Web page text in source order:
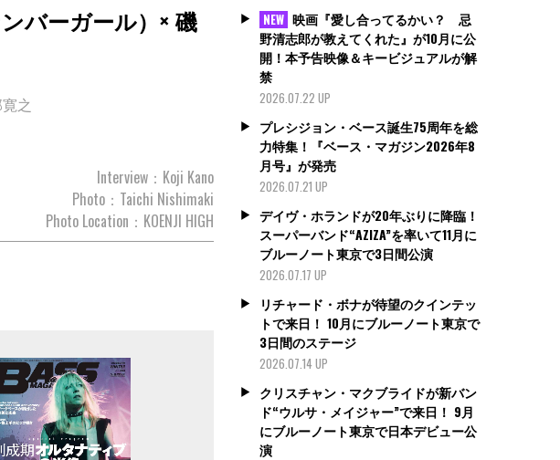
ンバーガール）× 磯
之
Interview：Koji Kano
Photo：Taichi Nishimaki
Photo Location：KOENJI HIGH
NEW 映画『愛し合ってるかい？ 忌
野清志郎が教えてくれた』が10月に公
開！本予告映像＆キービジュアルが解
禁
2026.07.22 UP
プレシジョン・ベース誕生75周年を総
力特集！『ベース・マガジン2026年8
月号』が発売
2026.07.21 UP
デイヴ・ホランドが20年ぶりに降臨！
スーパーバンド“AZIZA”を率いて11月に
ブルーノート東京で3日間公演
2026.07.17 UP
リチャード・ボナが待望のクインテッ
トで来日！ 10月にブルーノート東京で
3日間のステージ
2026.07.14 UP
クリスチャン・マクブライドが新バン
ド“ウルサ・メイジャー”で来日！ 9月
にブルーノート東京で日本デビュー公
演